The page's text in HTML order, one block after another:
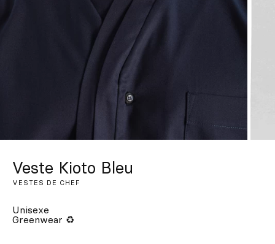
EN
Veste Kioto Bleu
VESTES DE CHEF
Unisexe
Greenwear ♻